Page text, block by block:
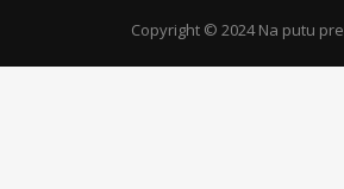
Copyright © 2024 Na putu